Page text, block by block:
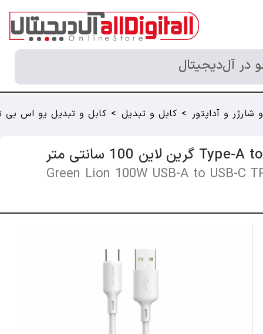
در آل‌دیجیتال
شارژر و آداپتور > کابل و تبدیل > کابل و تبدیل یو اس
Green Lion 100W USB-A to USB-C